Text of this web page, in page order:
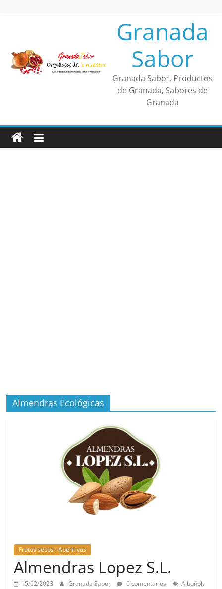
Granada
Sabor
Granada Sabor, Productos
de Granada, Sabores de
Granada
Almendras Ecológicas
Frutos secos - Aperitivos
Almendras Lopez S.L.
15/02/2023 Granada Sabor 0 comentarios Albuñol,